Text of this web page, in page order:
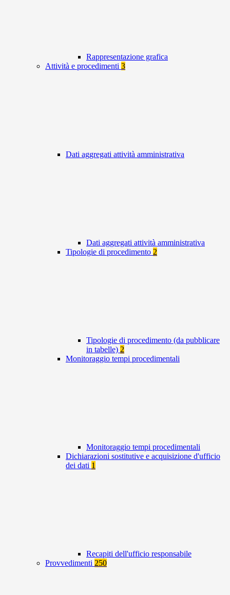
Rappresentazione grafica
Attività e procedimenti 3
Dati aggregati attività amministrativa
Dati aggregati attività amministrativa
Tipologie di procedimento 2
Tipologie di procedimento (da pubblicare
in tabelle) 2
Monitoraggio tempi procedimentali
Monitoraggio tempi procedimentali
Dichiarazioni sostitutive e acquisizione d'ufficio
dei dati 1
Recapiti dell'ufficio responsabile
Provvedimenti 250